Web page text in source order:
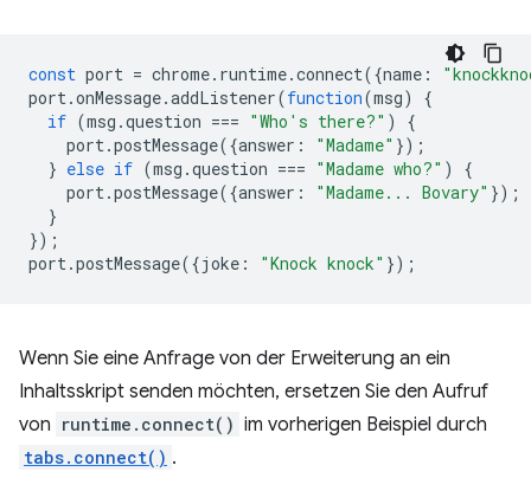
const port = chrome. runtime.connect({name :
port.onMessage.addListener(function(msg)
{
if (msg .question === "Who's there?" )
{
port.postMessage({answer : "Madame" });
} else if (msg .question === "Madame who?" )
{
port.postMessage({answer : "Madame... Bovary" });
}
});
port.postMessage({joke : "Knock knock" });
Wenn Sie eine Anfrage von der Erweiterung an ein
Inhaltsskript senden möchten, ersetzen Sie den Aufruf
von runtime.connect() im vorherigen Beispiel durch
tabs.connect() .